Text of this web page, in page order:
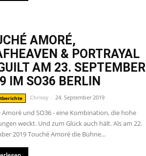
AMORÉ,
& PORTRAYAL
AM 23. SEPTEMBER
IM SO36 BERLIN
Chrissy - 24. September 2019
Amoré und SO36 - eine Kombination, die hohe
weckt. Und zum Glück auch hält. Als am 22.
2019 Touché Amoré die Bühne...